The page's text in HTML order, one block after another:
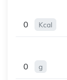
0
Kcal
0
g